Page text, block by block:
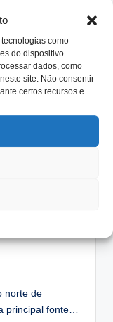
como
do dispositivo.
dados, como
site. Não consentir
certos recursos e
Empresas
um forte…
norte de
principal fonte…